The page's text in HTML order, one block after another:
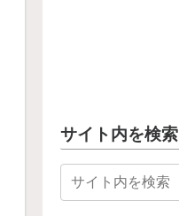
サイト内を検索